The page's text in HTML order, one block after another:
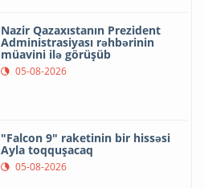
Nazir Qazaxıstanın Prezident
Administrasiyası rəhbərinin
müavini ilə görüşüb
05-08-2026
"Falcon 9" raketinin bir hissəsi
Ayla toqquşacaq
05-08-2026